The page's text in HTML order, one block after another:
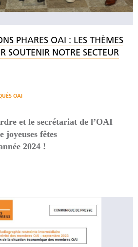
PHARES OAI : LES THÈMES
SOUTENIR NOTRE SECTEUR
OAI
et le secrétariat de l’OAI
joyeuses fêtes
2024 !